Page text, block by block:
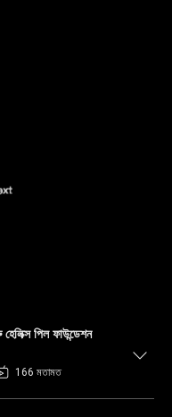
পিল ফাউন্ডেশন
166 মতামত